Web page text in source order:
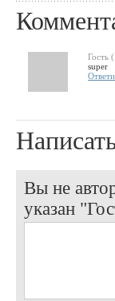
Гость
super
Вы не
указан